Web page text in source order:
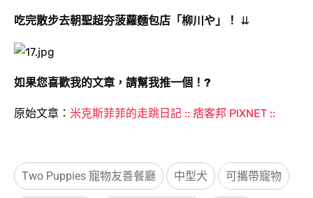
吃完散步去朝聖超夯菠蘿麵包店「柳川や」 ！ ⇊
如果您喜歡我的文章，請幫我推一個！?
原始文章： 米克斯菲菲的走跳日記 :: 痞客邦 PIXNET ::
Two Puppies 寵物友善餐廳 中型犬 可攜帶寵物